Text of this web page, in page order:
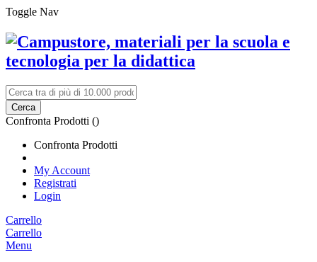
Toggle Nav
Cerca
Confronta Prodotti ()
Confronta Prodotti
My Account
Registrati
Login
Carrello
Carrello
Menu